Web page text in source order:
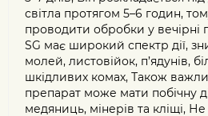
світла протягом 5–6 годин,
проводити обробки у
SG має широкий спектр дії,
молей, листовійок, п’ядунів,
шкідливих комах, Також
препарат може мати побічну
медяниць, мінерів та кліщі,